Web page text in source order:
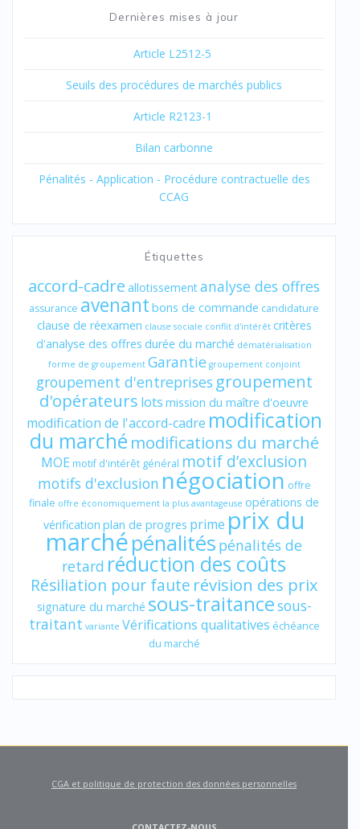
Dernières mises à jour
Article L2512-5
Seuils des procédures de marchés publics
Article R2123-1
Bilan carbonne
Pénalités - Application - Procédure contractuelle des
CCAG
Étiquettes
accord-cadre allotissementanalyse des offres
assurance avenant bons de commande candidature
clause de réexamen clause sociale conflit d'intérêt critères
d'analyse des offres durée du marché dématérialisation
forme de groupement Garantie groupement conjoint
groupement d'entreprises groupement
d'opérateurs lots mission du maître d'oeuvre
modification de l'accord-cadre modification
du marché modifications du marché
MOE motif d'intérêt général motif d’exclusion
motifs d'exclusion négociation offre
finale offre économiquement la plus avantageuse opérations de
vérification plan de progres prime prix du
marchépénalités pénalités de
retard réduction des coûts
Résiliation pour faute révision des prix
signature du marché sous-traitancesous-
traitant variante Vérifications qualitatives échéance
du marché
CGA et politique de protection des données personnelles